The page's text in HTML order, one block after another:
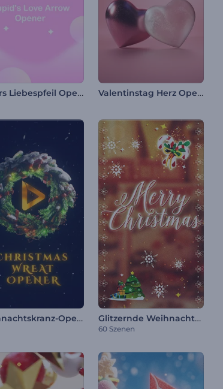
Amors Liebespfeil Opener Valentinstag Herz Opener
Weihnachtskranz-Opener Glitzernde Weihnachts-Diashow
60 Szenen